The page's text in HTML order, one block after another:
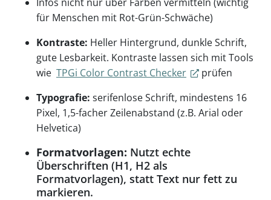
für Menschen mit Rot-Grün-Schwäche)
Kontraste: Heller Hintergrund, dunkle Schrift,
gute Lesbarkeit. Kontraste lassen sich mit Tools
wie TPGi Color Contrast Checker
prüfen
Typografie: serifenlose Schrift, mindestens 16
Pixel, 1,5-facher Zeilenabstand (z.B. Arial oder
Helvetica)
Formatvorlagen: Nutzt echte
Überschriften (H1, H2 als
Formatvorlagen), statt Text nur fett zu
markieren.